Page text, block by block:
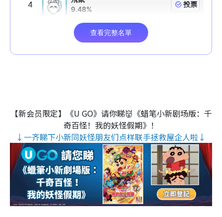
【新会员限定】《U GO》请你睇👹《蜡笔小新剧场版：千
奇百怪！我的妖怪假期》！
↓一齐睇下小新同妖怪朋友们点样联手拯救屋企人啦↓